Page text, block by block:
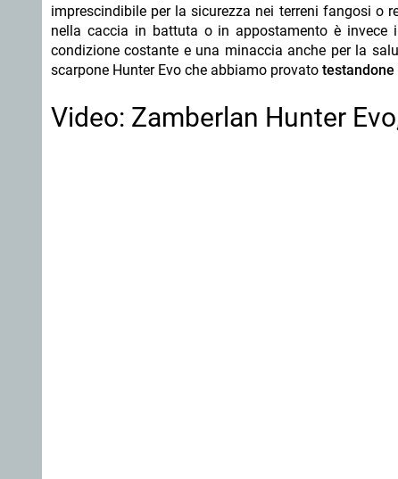
imprescindibile per la sicurezza nei terreni fangosi o
nella caccia in battuta o in appostamento è invece
condizione costante e una minaccia anche per la
scarpone Hunter Evo che abbiamo provato
Video: Zamberlan Hunter